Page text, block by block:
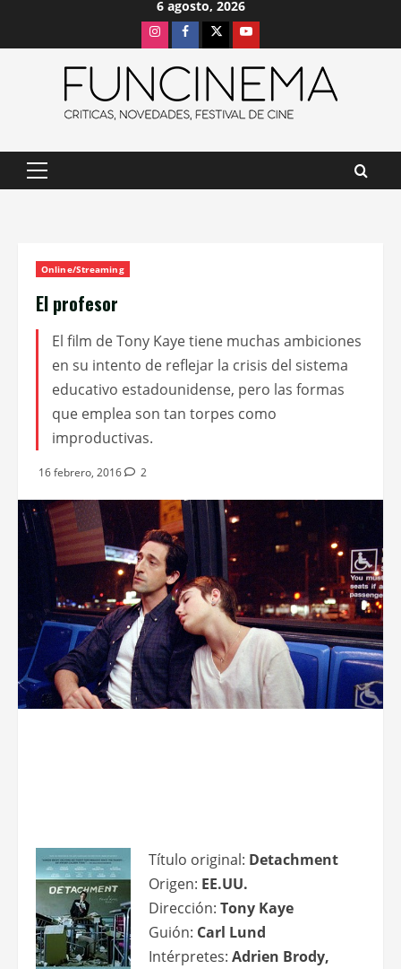
6 agosto, 2026
InstagramFacebook
X Youtube
Menú
Online/Streaming
El profesor
El film de Tony Kaye tiene muchas ambiciones
en su intento de reflejar la crisis del sistema
educativo estadounidense, pero las formas
que emplea son tan torpes como
improductivas.
16 febrero, 2016 2
Título original: Detachment
Origen: EE.UU.
Dirección: Tony Kaye
Guión: Carl Lund
Intérpretes: Adrien Brody,